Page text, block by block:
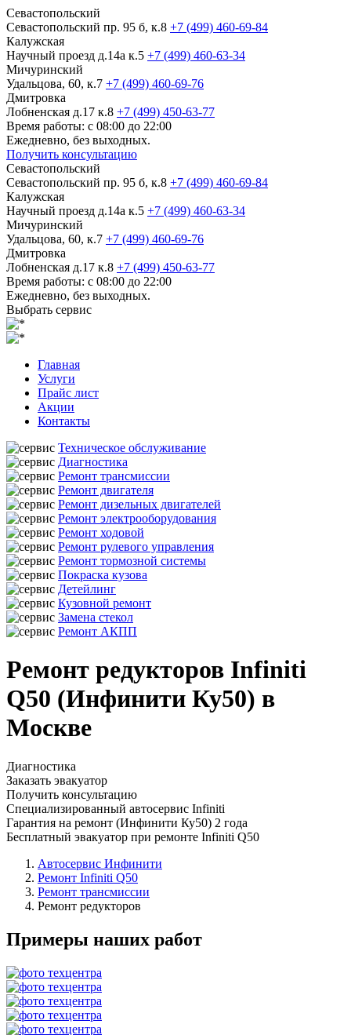
Севастопольский
Севастопольский пр. 95 б, к.8 +7 (499) 460-69-84
Калужская
Научный проезд д.14а к.5 +7 (499) 460-63-34
Мичуринский
Удальцова, 60, к.7 +7 (499) 460-69-76
Дмитровка
Лобненская д.17 к.8 +7 (499) 450-63-77
Время работы: с 08:00 до 22:00
Ежедневно, без выходных.
Получить консультацию
Севастопольский
Севастопольский пр. 95 б, к.8 +7 (499) 460-69-84
Калужская
Научный проезд д.14а к.5 +7 (499) 460-63-34
Мичуринский
Удальцова, 60, к.7 +7 (499) 460-69-76
Дмитровка
Лобненская д.17 к.8 +7 (499) 450-63-77
Время работы: с 08:00 до 22:00
Ежедневно, без выходных.
Выбрать сервис
Главная
Услуги
Прайс лист
Акции
Контакты
Техническое обслуживание
Диагностика
Ремонт трансмиссии
Ремонт двигателя
Ремонт дизельных двигателей
Ремонт электрооборудования
Ремонт ходовой
Ремонт рулевого управления
Ремонт тормозной системы
Покраска кузова
Детейлинг
Кузовной ремонт
Замена стекол
Ремонт АКПП
Ремонт редукторов Infiniti
Q50 (Инфинити Ку50) в
Москве
Диагностика
Заказать эвакуатор
Получить консультацию
Специализированный автосервис Infiniti
Гарантия на ремонт (Инфинити Ку50) 2 года
Бесплатный эвакуатор при ремонте Infiniti Q50
Автосервис Инфинити
Ремонт Infiniti Q50
Ремонт трансмиссии
Ремонт редукторов
Примеры наших работ